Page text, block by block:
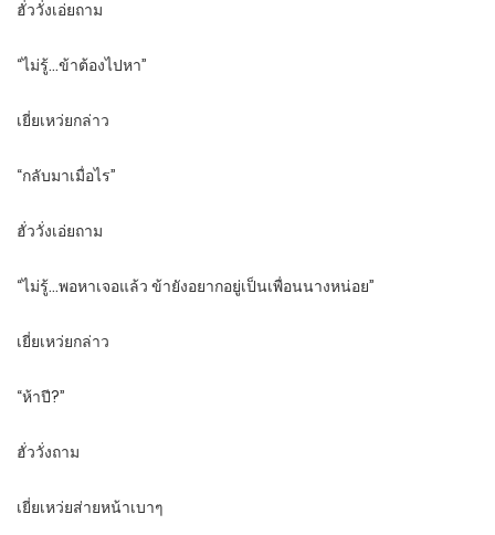
ฮั่ววั่งเอ่ยถาม
“ไม่รู้…ข้าต้องไปหา”
เยี่ยเหว่ยกล่าว
“กลับมาเมื่อไร”
ฮั่ววั่งเอ่ยถาม
“ไม่รู้…พอหาเจอแล้ว ข้ายังอยากอยู่เป็นเพื่อนนางหน่อย”
เยี่ยเหว่ยกล่าว
“ห้าปี?”
ฮั่ววั่งถาม
เยี่ยเหว่ยส่ายหน้าเบาๆ